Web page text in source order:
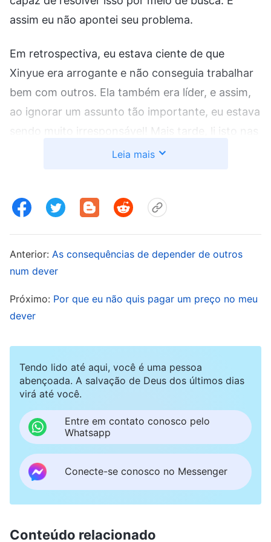
assim eu não apontei seu problema.
Em retrospectiva, eu estava ciente de que
Xinyue era arrogante e não conseguia trabalhar
bem com outros. Ela também era líder, e assim,
ao ignorar um assunto tão importante, eu estava
sendo muito irresponsável! Mais tarde, li isto nas
Não importa que trabalho
absoluta deve ser estar a par de como o
local para acompanhar as coisas e fazer
perguntas, obtendo informações de primeira
que ouve ou escutar os relatos de outras
pessoas; em vez disso, deve observar com os
próprios olhos como os funcionários estão indo,
como o trabalho está progredindo, e descobrir
quais dificuldades existem, se alguma área está
contrariando as exigências do Alto, se as
tarefas especializadas violaram princípios, se
existem perturbações ou interrupções, se
existe falta de equipamento necessário ou de
recursos instrucionais para certa tarefa—
eles
confiando naquilo que ouve, nada disso supera
Leia mais
Anterior: As consequências de depender de outros
num dever
Próximo: Por que eu não quis pagar um preço no meu
dever
Tendo lido até aqui, você é uma pessoa
abençoada. A salvação de Deus dos últimos dias
virá até você.
Entre em contato conosco pelo
Whatsapp
Conecte-se conosco no Messenger
Conteúdo relacionado